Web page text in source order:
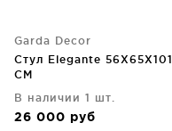
Garda Decor
Стул Elegante 56X65X101
CM
В наличии 1 шт.
26 000 руб